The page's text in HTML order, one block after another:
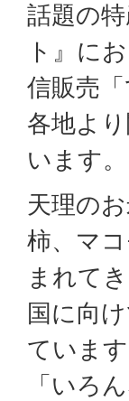
話題の
ト』に
信販売
各地よ
います。
天理の
柿、マ
まれて
国に向
ていま
「いろ